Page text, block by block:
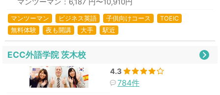
マンツーマン：6,187 円〜10,910円
マンツーマン ビジネス英語 子供向けコース
TOEIC
無料体験
夜も開講 大手 駅近
ECC外語学院 茨木校
4.3
784件